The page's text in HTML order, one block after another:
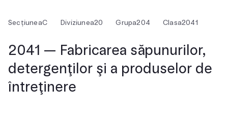
SecțiuneaC Diviziunea20 Grupa204 Clasa2041
2041 — Fabricarea săpunurilor,
detergenţilor şi a produselor de
întreţinere